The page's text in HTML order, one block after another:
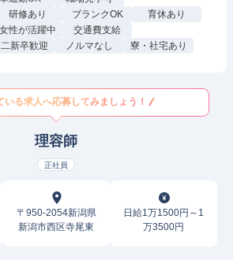
研修あり ブランクOK
育休あり
女性が活躍中
交通費支給
新卒歓迎 ノルマなし 寮・社宅あり
いる求人へ応募してみましょう！
理容師
正社員
〒950-2054新潟県
新潟市西区寺尾東
日給1万1500円～1
万3500円